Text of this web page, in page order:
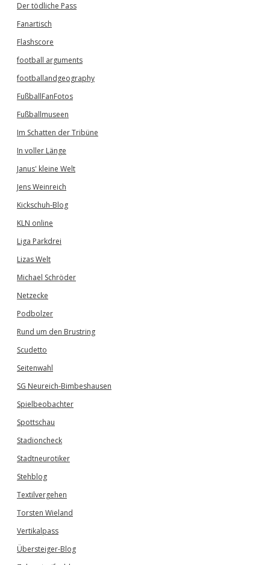
Der tödliche Pass
Fanartisch
Flashscore
football arguments
footballandgeography
FußballFanFotos
Fußballmuseen
Im Schatten der Tribüne
In voller Länge
Janus' kleine Welt
Jens Weinreich
Kickschuh-Blog
KLN online
Liga Parkdrei
Lizas Welt
Michael Schröder
Netzecke
Podbolzer
Rund um den Brustring
Scudetto
Seitenwahl
SG Neureich-Bimbeshausen
Spielbeobachter
Spottschau
Stadioncheck
Stadtneurotiker
Stehblog
Textilvergehen
Torsten Wieland
Vertikalpass
Übersteiger-Blog